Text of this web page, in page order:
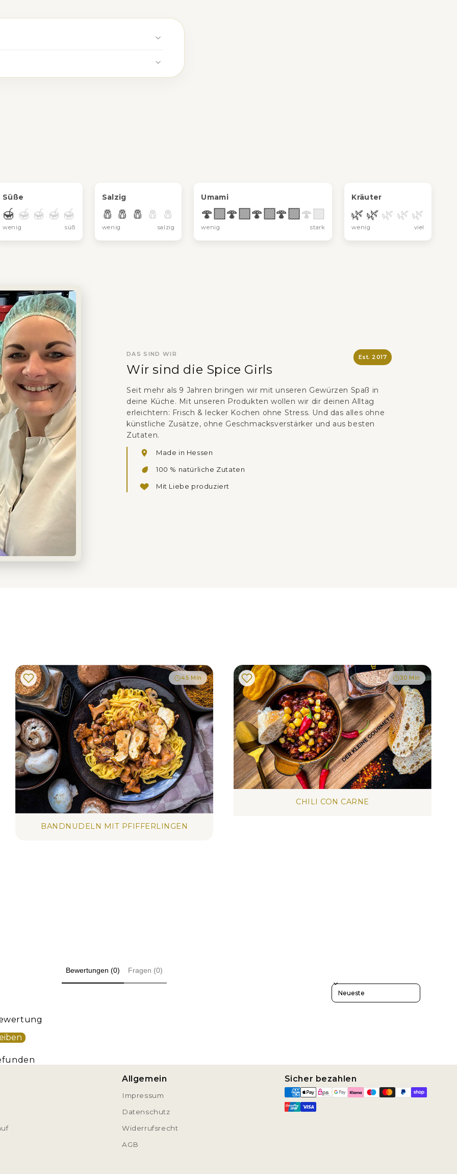
Süße
🍯 🍯 🍯 🍯 🍯
wenig süß
Salzig
🧂 🧂 🧂 🧂 🧂
wenig salzig
Umami
🍄‍🟫🍄‍🟫🍄‍🟫🍄‍🟫 🍄‍🟫
wenig stark
Kräuter
🌿 🌿 🌿 🌿 🌿
wenig viel
Est. 2017
DAS SIND WIR
Wir sind die Spice Girls
Seit mehr als 9 Jahren bringen wir mit unseren Gewürzen Spaß in
deine Küche. Mit unseren Produkten wollen wir dir deinen Alltag
erleichtern: Frisch & lecker Kochen ohne Stress. Und das alles ohne
künstliche Zusätze, ohne Geschmacksverstärker und aus besten
Zutaten.
Made in Hessen
100 % natürliche Zutaten
Mit Liebe produziert
45 Min
BANDNUDELN MIT PFIFFERLINGEN
30 Min
CHILI CON CARNE
Bewertungen (0) Fragen (0)
Sort reviews by
Allgemein
Impressum
Datenschutz
Widerrufsrecht
AGB
Sicher bezahlen